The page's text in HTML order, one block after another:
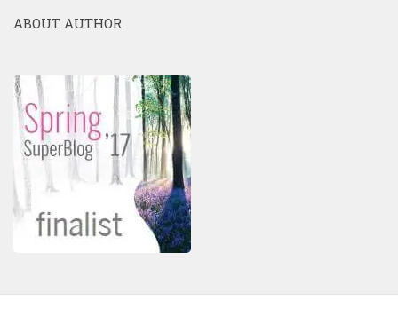
ABOUT AUTHOR